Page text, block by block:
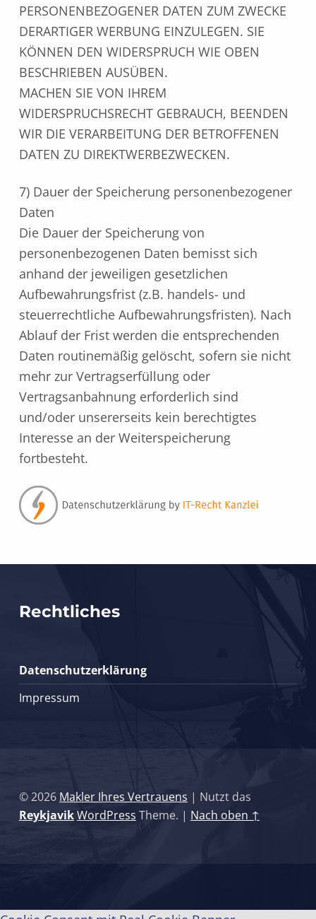
PERSONENBEZOGENER DATEN ZUM ZWECKE
DERARTIGER WERBUNG EINZULEGEN. SIE
KÖNNEN DEN WIDERSPRUCH WIE OBEN
BESCHRIEBEN AUSÜBEN.
MACHEN SIE VON IHREM
WIDERSPRUCHSRECHT GEBRAUCH, BEENDEN
WIR DIE VERARBEITUNG DER BETROFFENEN
DATEN ZU DIREKTWERBEZWECKEN.
7) Dauer der Speicherung personenbezogener
Daten
Die Dauer der Speicherung von
personenbezogenen Daten bemisst sich
anhand der jeweiligen gesetzlichen
Aufbewahrungsfrist (z.B. handels- und
steuerrechtliche Aufbewahrungsfristen). Nach
Ablauf der Frist werden die entsprechenden
Daten routinemäßig gelöscht, sofern sie nicht
mehr zur Vertragserfüllung oder
Vertragsanbahnung erforderlich sind
und/oder unsererseits kein berechtigtes
Interesse an der Weiterspeicherung
fortbesteht.
Zurück zur Hauptnavigation springen
Rechtliches
Datenschutzerklärung
Impressum
© 2026 Makler Ihres Vertrauens | Nutzt das
ReykjavikWordPress Theme. | Nach oben ↑